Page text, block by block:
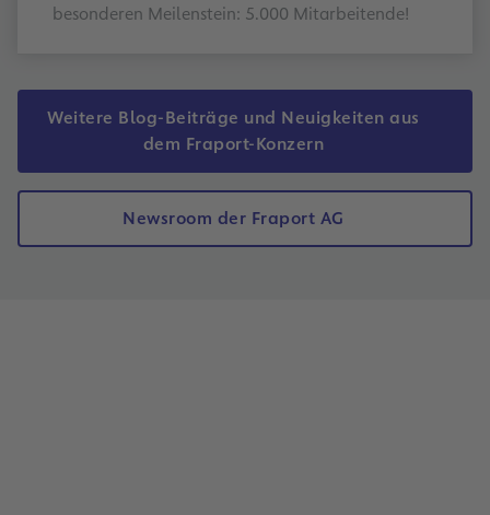
besonderen Meilenstein: 5.000 Mitarbeitende!
Weitere Blog-Beiträge und Neuigkeiten aus
dem Fraport-Konzern
Newsroom der Fraport AG